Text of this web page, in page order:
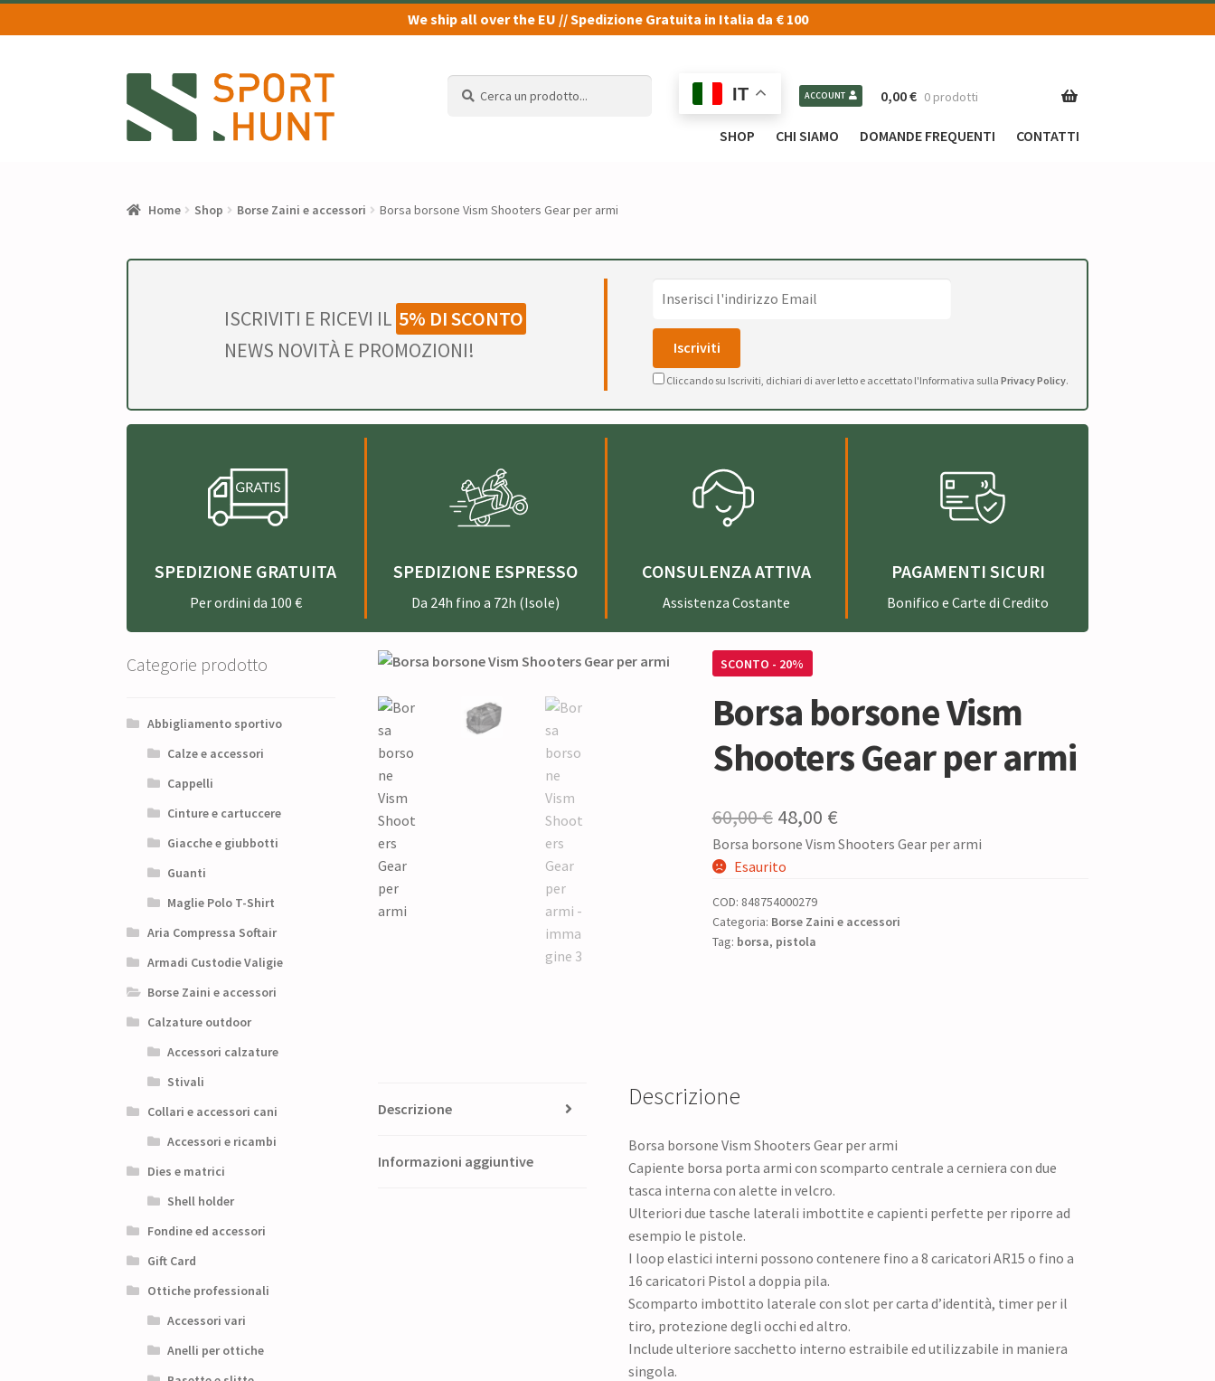
We ship all over the EU // Spedizione Gratuita in Italia da € 100
alla
navigazione
al
contenuto
IT ACCOUNT 0,00€ 0 prodotti
SHOP CHI SIAMO DOMANDE FREQUENTI CONTATTI
Home Shop Borse Zaini e accessori Borsa borsone Vism Shooters Gear per armi
ISCRIVITI E RICEVI IL 5% DI SCONTO
NEWS NOVITÀ E PROMOZIONI!
Cliccando su Iscriviti, dichiari di aver letto e accettato l'Informativa sulla Privacy Policy.
SPEDIZIONE GRATUITA
Per ordini da 100 €
SPEDIZIONE ESPRESSO
Da 24h fino a 72h (Isole)
CONSULENZA ATTIVA
Assistenza Costante
PAGAMENTI SICURI
Bonifico e Carte di Credito
SCONTO - 20%
Borsa borsone Vism
Shooters Gear per armi
60,00€ Il
prezzo
era:
60,00 €.
48,00 €Il
prezzo
è:
Borsa borsone Vism Shooters Gear per armi
Esaurito
COD: 848754000279
Categoria: Borse Zaini e accessori
Tag: borsa, pistola
Descrizione
Informazioni aggiuntive
Descrizione
Borsa borsone Vism Shooters Gear per armi
Capiente borsa porta armi con scomparto centrale a cerniera con due
tasca interna con alette in velcro.
Ulteriori due tasche laterali imbottite e capienti perfette per riporre ad
esempio le pistole.
I loop elastici interni possono contenere fino a 8 caricatori AR15 o fino a
16 caricatori Pistol a doppia pila.
Scomparto imbottito laterale con slot per carta d’identità, timer per il
tiro, protezione degli occhi ed altro.
Include ulteriore sacchetto interno estraibile ed utilizzabile in maniera
singola.
Categorie prodotto
Abbigliamento sportivo
Calze e accessori
Cappelli
Cinture e cartuccere
Giacche e giubbotti
Guanti
Maglie Polo T-Shirt
Aria Compressa Softair
Armadi Custodie Valigie
Borse Zaini e accessori
Calzature outdoor
Accessori calzature
Stivali
Collari e accessori cani
Accessori e ricambi
Dies e matrici
Shell holder
Fondine ed accessori
Gift Card
Ottiche professionali
Accessori vari
Anelli per ottiche